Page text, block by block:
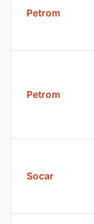
Petrom
Petrom
Socar